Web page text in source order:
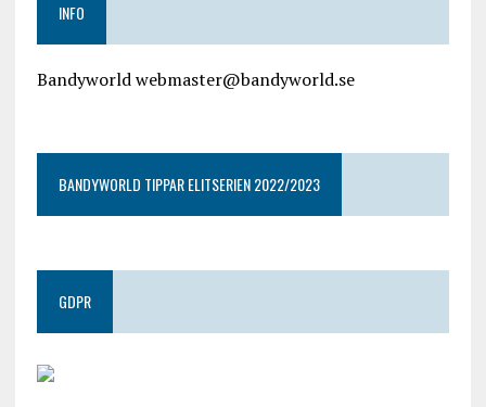
INFO
Bandyworld webmaster@bandyworld.se
BANDYWORLD TIPPAR ELITSERIEN 2022/2023
GDPR